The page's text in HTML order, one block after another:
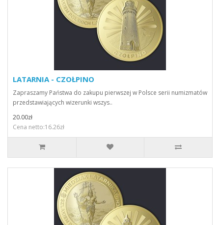
LATARNIA - CZOŁPINO
Zapraszamy Państwa do zakupu pierwszej w Polsce serii numizmatów
przedstawiających wizerunki wszys..
20.00zł
Cena netto:16.26zł